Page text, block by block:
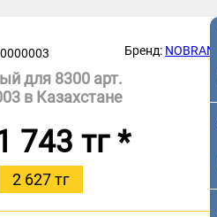
Бренд: NOBRAND
для 8300 арт.
в Казахстане
743 тг*
2 627 тг